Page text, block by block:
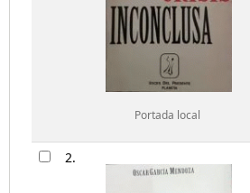
Portada local
2.